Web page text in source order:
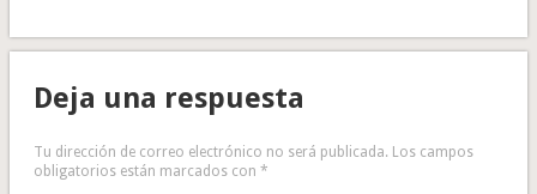
Deja una respuesta
Tu dirección de correo electrónico no será publicada. Los campos
obligatorios están marcados con *